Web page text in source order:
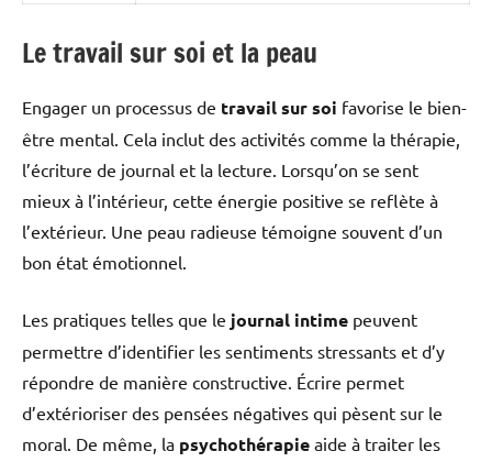
Le travail sur soi et la peau
Engager un processus de travail sur soi favorise le bien-
être mental. Cela inclut des activités comme la thérapie,
l’écriture de journal et la lecture. Lorsqu’on se sent
mieux à l’intérieur, cette énergie positive se reflète à
l’extérieur. Une peau radieuse témoigne souvent d’un
bon état émotionnel.
Les pratiques telles que le journal intime peuvent
permettre d’identifier les sentiments stressants et d’y
répondre de manière constructive. Écrire permet
d’extérioriser des pensées négatives qui pèsent sur le
moral. De même, la psychothérapie aide à traiter les